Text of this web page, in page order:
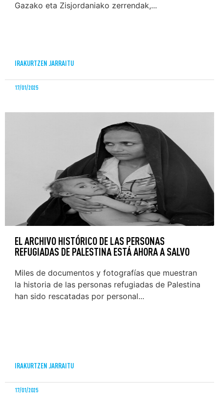
Gazako eta Zisjordaniako zerrendak,...
IRAKURTZEN JARRAITU
17/01/2025
EL ARCHIVO HISTÓRICO DE LAS PERSONAS
REFUGIADAS DE PALESTINA ESTÁ AHORA A SALVO
Miles de documentos y fotografías que muestran
la historia de las personas refugiadas de Palestina
han sido rescatadas por personal...
IRAKURTZEN JARRAITU
17/01/2025